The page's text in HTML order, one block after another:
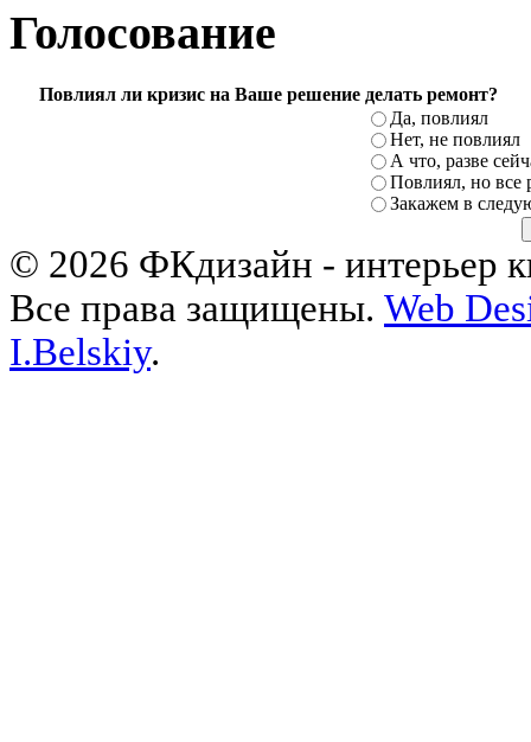
Голосование
Повлиял ли кризис на Ваше решение делать ремонт?
Да, повлиял
Нет, не повлиял
А что, разве
Повлиял, но все
Закажем в
© 2026 ФКдизайн - интерьер
Все права защищены. Web
I.Belskiy.